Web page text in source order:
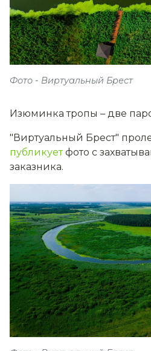
Фото - Виртуальный Брест
Изюминка тропы – две
"Виртуальный Брест"
публикуетфото с
заказника.